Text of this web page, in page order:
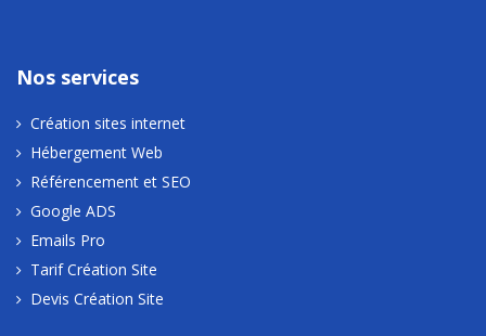
Nos services
Création sites internet
Hébergement Web
Référencement et SEO
Google ADS
Emails Pro
Tarif Création Site
Devis Création Site